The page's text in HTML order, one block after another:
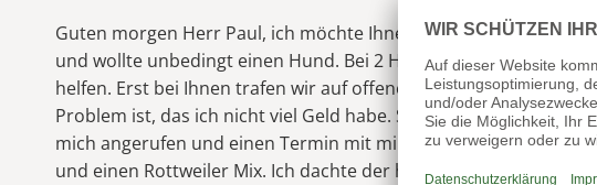
Guten morgen Herr Paul, ich möchte Ihnen auf diesem Wege
und wollte unbedingt einen Hund. Bei 2 Hundeschulen bin ich
helfen. Erst bei Ihnen trafen wir auf offene Ohren. Ich erzählte
Problem ist, das ich nicht viel Geld habe. Sie hörten mir zu
mich angerufen und einen Termin mit mir gemacht. Sie haben
und einen Rottweiler Mix. Ich dachte der hat Sie nicht alle, ich